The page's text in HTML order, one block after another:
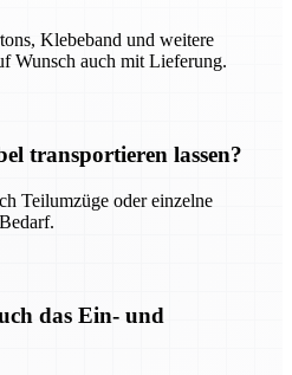
Klebeband und weitere
Wunsch auch mit Lieferung.
transportieren lassen?
Teilumzüge oder einzelne
das Ein- und